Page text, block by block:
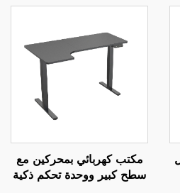
معكوسة – V-MOUNTS
مكتب كهربائي بمحركين مع
سطح كبير ووحدة تحكم ذكية